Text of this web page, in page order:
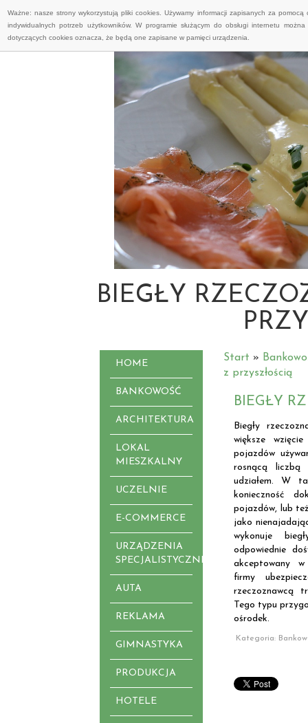
Ważne: nasze strony wykorzystują pliki cookies. Używamy informacji zapisanych za
indywidualnych potrzeb użytkowników. W programie służącym do obsługi internetu
dotyczących cookies oznacza, że będą one zapisane w pamięci urządzenia.
BIEGŁY
HOME
BANKOWOŚĆ
ARCHITEKTURA
LOKAL
MIESZKALNY
UCZELNIE
E-COMMERCE
URZĄDZENIA
SPECJALISTYCZNE
AUTA
REKLAMA
GIMNASTYKA
PRODUKCJA
HOTELE
Start »
z przyszłością
BIEGŁY
Biegły
większe
pojazdów
rosnącą
udziałem. W
konieczność
pojazdów, lub
jako
wykonuje
odpowiednie
akceptowany
firmy
rzeczoznawcą
Tego typu
ośrodek.
Kategoria: